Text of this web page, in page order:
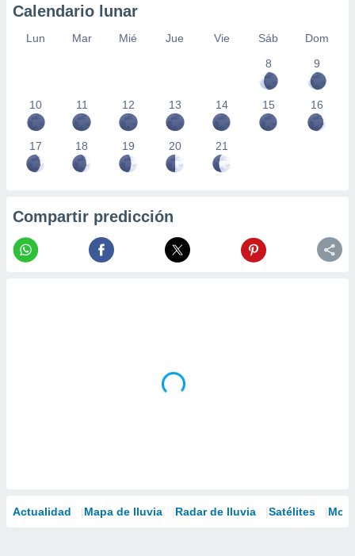
Calendario lunar
Lun Mar Mié Jue Vie Sáb
Dom
8
9
10 11 12 13 14 15 16
17 18 19 20 21
Compartir predicción
Actualidad Mapa de lluvia Radar de lluvia Satélites